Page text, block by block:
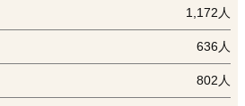
1,172人
636人
802人